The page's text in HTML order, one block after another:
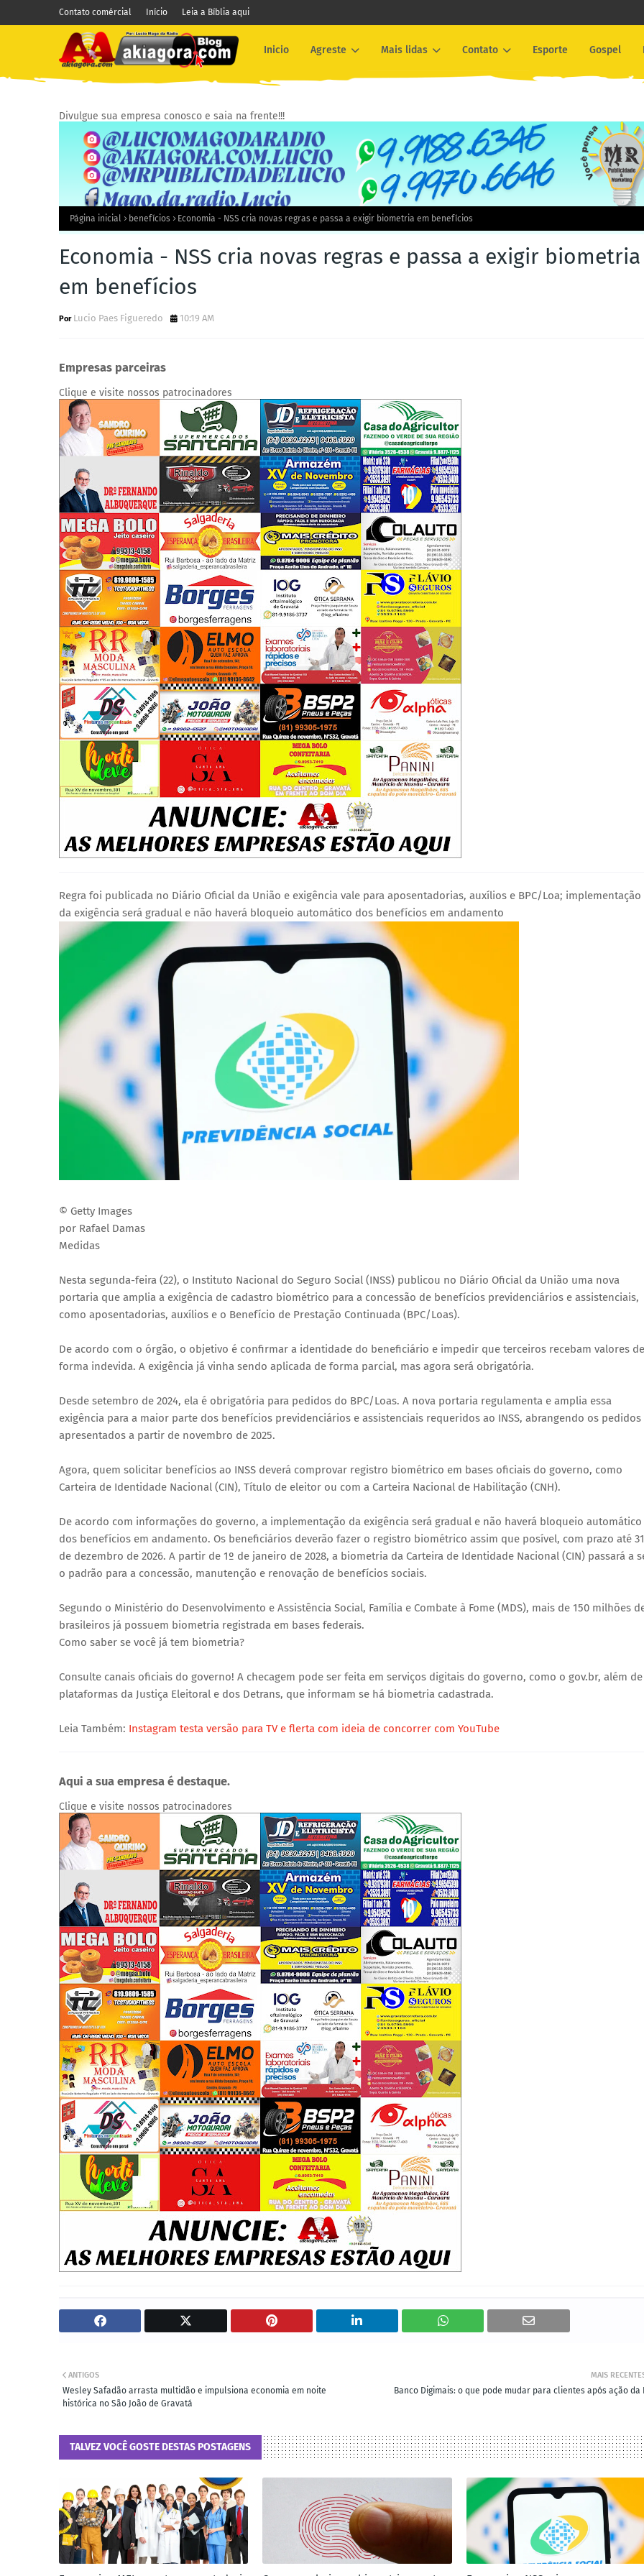
Contato comércial Início Leia a Bíblia aqui
Inicio Agreste Mais lidas Contato Esporte Gospel
Divulgue sua empresa conosco e saia na frente!!!
Página inicial benefícios Economia - NSS cria novas regras e passa a exigir biometria em benefícios
Economia - NSS cria novas regras e passa a exigir biometria
em benefícios
Lucio Paes Figueredo 10:19 AM
Empresas parceiras
Clique e visite nossos patrocinadores
Regra foi publicada no Diário Oficial da União e exigência vale para aposentadorias, auxílios e BPC/Loa; implementação
da exigência será gradual e não haverá bloqueio automático dos benefícios em andamento
© Getty Images
por Rafael Damas
Medidas
Nesta segunda-feira (22), o Instituto Nacional do Seguro Social (INSS) publicou no Diário Oficial da União uma nova
portaria que amplia a exigência de cadastro biométrico para a concessão de benefícios previdenciários e assistenciais,
como aposentadorias, auxílios e o Benefício de Prestação Continuada (BPC/Loas).
De acordo com o órgão, o objetivo é confirmar a identidade do beneficiário e impedir que terceiros recebam valores de
forma indevida. A exigência já vinha sendo aplicada de forma parcial, mas agora será obrigatória.
Desde setembro de 2024, ela é obrigatória para pedidos do BPC/Loas. A nova portaria regulamenta e amplia essa
exigência para a maior parte dos benefícios previdenciários e assistenciais requeridos ao INSS, abrangendo os pedidos
apresentados a partir de novembro de 2025.
Agora, quem solicitar benefícios ao INSS deverá comprovar registro biométrico em bases oficiais do governo, como
Carteira de Identidade Nacional (CIN), Título de eleitor ou com a Carteira Nacional de Habilitação (CNH).
De acordo com informações do governo, a implementação da exigência será gradual e não haverá bloqueio automático
dos benefícios em andamento. Os beneficiários deverão fazer o registro biométrico assim que posível, com prazo até 31
de dezembro de 2026. A partir de 1º de janeiro de 2028, a biometria da Carteira de Identidade Nacional (CIN) passará a
o padrão para a concessão, manutenção e renovação de benefícios sociais.
Segundo o Ministério do Desenvolvimento e Assistência Social, Família e Combate à Fome (MDS), mais de 150 milhões
brasileiros já possuem biometria registrada em bases federais.
Como saber se você já tem biometria?
Consulte canais oficiais do governo! A checagem pode ser feita em serviços digitais do governo, como o gov.br, além de
plataformas da Justiça Eleitoral e dos Detrans, que informam se há biometria cadastrada.
Leia Também: Instagram testa versão para TV e flerta com ideia de concorrer com YouTube
Aqui a sua empresa é destaque.
Clique e visite nossos patrocinadores
MAIS
Banco Digimais: o que pode mudar para clientes após ação da
ANTIGOS
Wesley Safadão arrasta multidão e impulsiona economia em noite
histórica no São João de Gravatá
TALVEZ VOCÊ GOSTE DESTAS POSTAGENS